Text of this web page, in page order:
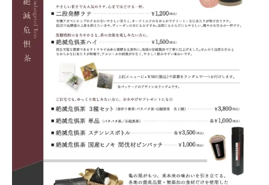
Uniform
Project